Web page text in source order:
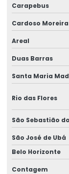
Manutenção
Manutenção
Manutenção
Manutenção
Manutenção
Manutenção
Manutenção
Manutenção
Manutenção
Carapebus
Cardoso Moreira
Areal
Duas Barras
Santa Maria
Rio das Flores
São Sebastião
São José de Ubá
Belo Horizonte
Contagem